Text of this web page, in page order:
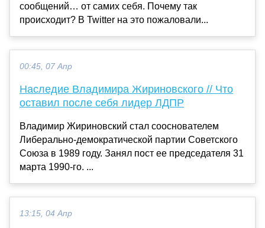
сообщений… от самих себя. Почему так
происходит? В Twitter на это пожаловали...
00:45, 07 Апр
Наследие Владимира Жириновского // Что
оставил после себя лидер ЛДПР
Владимир Жириновский стал сооснователем
Либерально-демократической партии Советского
Союза в 1989 году. Занял пост ее председателя 31
марта 1990-го. ...
13:15, 04 Апр